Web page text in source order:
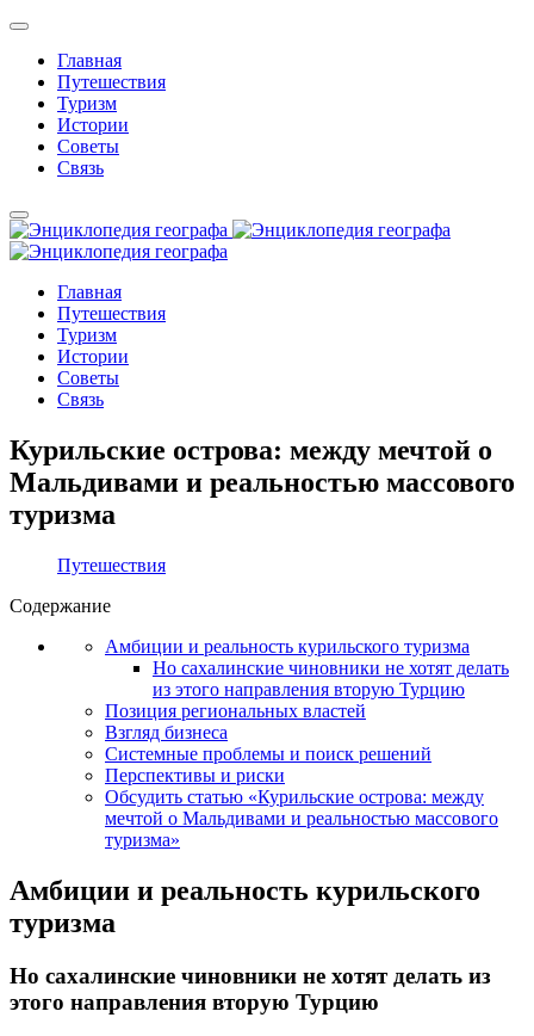
Главная
Путешествия
Туризм
Истории
Советы
Связь
Главная
Путешествия
Туризм
Истории
Советы
Связь
Курильские острова: между мечтой о
Мальдивами и реальностью массового
туризма
Путешествия
Содержание
Амбиции и реальность курильского туризма
Но сахалинские чиновники не хотят делать
из этого направления вторую Турцию
Позиция региональных властей
Взгляд бизнеса
Системные проблемы и поиск решений
Перспективы и риски
Обсудить статью «Курильские острова: между
мечтой о Мальдивами и реальностью массового
туризма»
Амбиции и реальность курильского
туризма
Но сахалинские чиновники не хотят делать из
этого направления вторую Турцию